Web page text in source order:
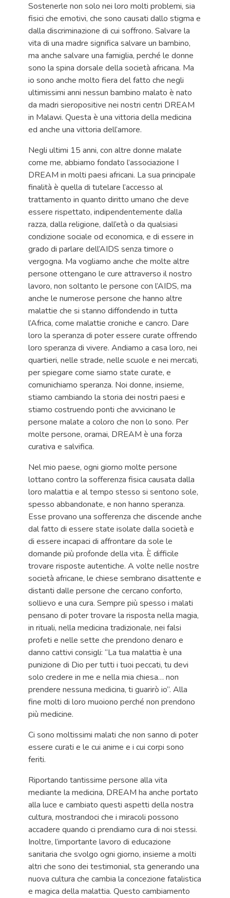
Sostenerle non solo nei loro molti problemi, sia
fisici che emotivi, che sono causati dallo stigma e
dalla discriminazione di cui soffrono. Salvare la
vita di una madre significa salvare un bambino,
ma anche salvare una famiglia, perché le donne
sono la spina dorsale della società africana. Ma
io sono anche molto fiera del fatto che negli
ultimissimi anni nessun bambino malato è nato
da madri sieropositive nei nostri centri DREAM
in Malawi. Questa è una vittoria della medicina
ed anche una vittoria dell’amore.
Negli ultimi 15 anni, con altre donne malate
come me, abbiamo fondato l’associazione I
DREAM in molti paesi africani. La sua principale
finalità è quella di tutelare l’accesso al
trattamento in quanto diritto umano che deve
essere rispettato, indipendentemente dalla
razza, dalla religione, dall’età o da qualsiasi
condizione sociale od economica, e di essere in
grado di parlare dell’AIDS senza timore o
vergogna. Ma vogliamo anche che molte altre
persone ottengano le cure attraverso il nostro
lavoro, non soltanto le persone con l’AIDS, ma
anche le numerose persone che hanno altre
malattie che si stanno diffondendo in tutta
l’Africa, come malattie croniche e cancro. Dare
loro la speranza di poter essere curate offrendo
loro speranza di vivere. Andiamo a casa loro, nei
quartieri, nelle strade, nelle scuole e nei mercati,
per spiegare come siamo state curate, e
comunichiamo speranza. Noi donne, insieme,
stiamo cambiando la storia dei nostri paesi e
stiamo costruendo ponti che avvicinano le
persone malate a coloro che non lo sono. Per
molte persone, oramai, DREAM è una forza
curativa e salvifica.
Nel mio paese, ogni giorno molte persone
lottano contro la sofferenza fisica causata dalla
loro malattia e al tempo stesso si sentono sole,
spesso abbandonate, e non hanno speranza.
Esse provano una sofferenza che discende anche
dal fatto di essere state isolate dalla società e
di essere incapaci di affrontare da sole le
domande più profonde della vita. È difficile
trovare risposte autentiche. A volte nelle nostre
società africane, le chiese sembrano disattente e
distanti dalle persone che cercano conforto,
sollievo e una cura. Sempre più spesso i malati
pensano di poter trovare la risposta nella magia,
in rituali, nella medicina tradizionale, nei falsi
profeti e nelle sette che prendono denaro e
danno cattivi consigli: “La tua malattia è una
punizione di Dio per tutti i tuoi peccati, tu devi
solo credere in me e nella mia chiesa… non
prendere nessuna medicina, ti guarirò io”. Alla
fine molti di loro muoiono perché non prendono
più medicine.
Ci sono moltissimi malati che non sanno di poter
essere curati e le cui anime e i cui corpi sono
feriti.
Riportando tantissime persone alla vita
mediante la medicina, DREAM ha anche portato
alla luce e cambiato questi aspetti della nostra
cultura, mostrandoci che i miracoli possono
accadere quando ci prendiamo cura di noi stessi.
Inoltre, l’importante lavoro di educazione
sanitaria che svolgo ogni giorno, insieme a molti
altri che sono dei testimonial, sta generando una
nuova cultura che cambia la concezione fatalistica
e magica della malattia. Questo cambiamento